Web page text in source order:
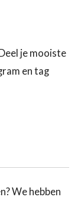
je mooiste
en tag
We hebben